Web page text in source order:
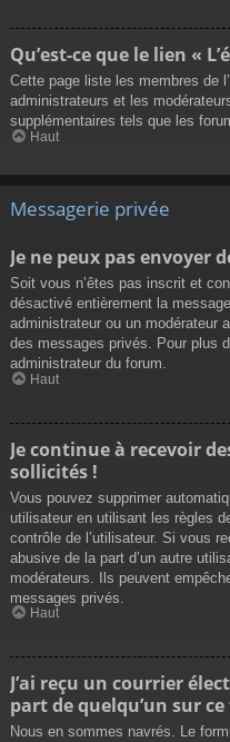
Qu’est-ce que le lien «
Cette page liste les membres de
administrateurs et les
supplémentaires tels que les
Haut
Messagerie privée
Je ne peux pas envoyer
Soit vous n’êtes pas inscrit et
désactivé entièrement la
administrateur ou un modérateur
des messages privés. Pour plus
administrateur du forum.
Haut
Je continue à recevoir
sollicités !
Vous pouvez supprimer
utilisateur en utilisant les règles
contrôle de l’utilisateur. Si vous
abusive de la part d’un autre
modérateurs. Ils peuvent
messages privés.
Haut
J’ai reçu un courrier
part de quelqu’un sur
Nous en sommes navrés. Le